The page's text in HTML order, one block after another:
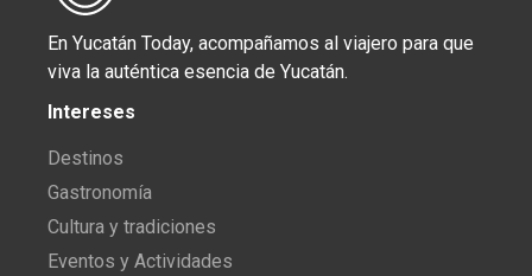
En Yucatán Today, acompañamos al viajero para que
viva la auténtica esencia de Yucatán.
Intereses
Destinos
Gastronomía
Cultura y tradiciones
Eventos y Actividades